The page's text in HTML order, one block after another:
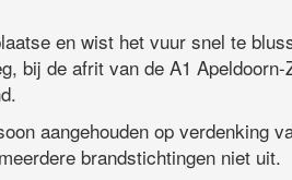
en wist het vuur snel te
bij de afrit van de A1
aangehouden op verdenking
brandstichtingen niet uit.